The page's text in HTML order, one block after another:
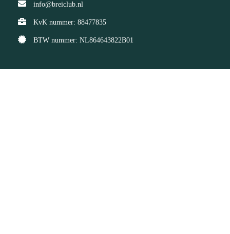
info@breiclub.nl
KvK nummer: 88477835
BTW nummer: NL864643822B01